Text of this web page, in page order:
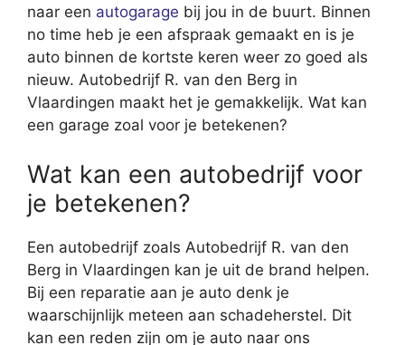
naar een autogarage bij jou in de buurt. Binnen
no time heb je een afspraak gemaakt en is je
auto binnen de kortste keren weer zo goed als
nieuw. Autobedrijf R. van den Berg in
Vlaardingen maakt het je gemakkelijk. Wat kan
een garage zoal voor je betekenen?
Wat kan een autobedrijf voor
je betekenen?
Een autobedrijf zoals Autobedrijf R. van den
Berg in Vlaardingen kan je uit de brand helpen.
Bij een reparatie aan je auto denk je
waarschijnlijk meteen aan schadeherstel. Dit
kan een reden zijn om je auto naar ons